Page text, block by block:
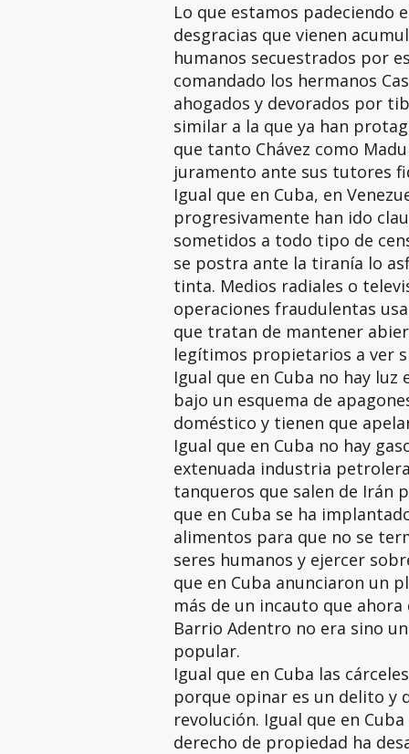
Lo que estamos padeciendo
desgracias que vienen
humanos secuestrados por
comandado los hermanos
ahogados y devorados por
similar a la que ya han
que tanto Chávez como
juramento ante sus tutores
Igual que en Cuba, en
progresivamente han ido
sometidos a todo tipo de
se postra ante la tiranía lo
tinta. Medios radiales o
operaciones fraudulentas
que tratan de mantener
legítimos propietarios a ver
Igual que en Cuba no hay
bajo un esquema de
doméstico y tienen que
Igual que en Cuba no hay
extenuada industria
tanqueros que salen de Irán
que en Cuba se ha
alimentos para que no se
seres humanos y ejercer
que en Cuba anunciaron un
más de un incauto que
Barrio Adentro no era sino
popular.
Igual que en Cuba las
porque opinar es un delito y
revolución. Igual que en
derecho de propiedad ha